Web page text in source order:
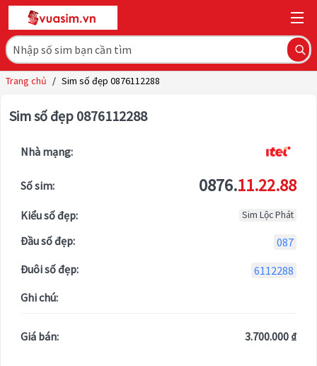
Trang chủ / Sim số đẹp 0876112288
Sim số đẹp 0876112288
Nhà mạng:
Số sim: 0876.11.22.88
Kiểu số đẹp: Sim Lộc Phát
Đầu số đẹp:
087
Đuôi số đẹp:
6112288
Ghi chú:
Giá bán: 3.700.000 ₫